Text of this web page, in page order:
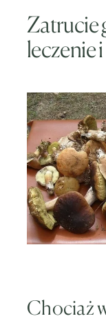
Zatrucie
leczenie
Chociaż